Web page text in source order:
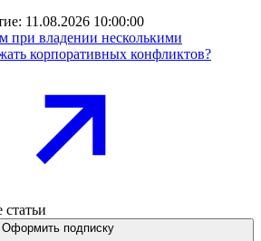
11.08.2026 10:00:00
при владении несколькими
корпоративных конфликтов?
Оформить подписку